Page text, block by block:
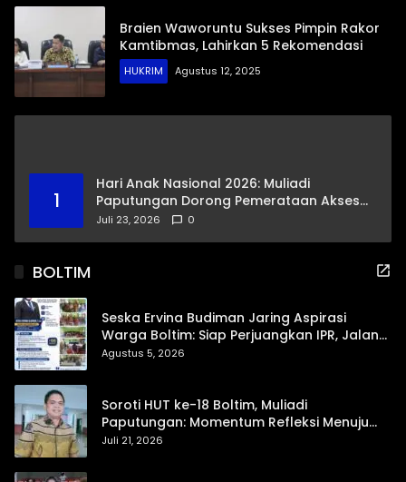
Braien Waworuntu Sukses Pimpin Rakor
Kamtibmas, Lahirkan 5 Rekomendasi
HUKRIM Agustus 12, 2025
1
Hari Anak Nasional 2026: Muliadi
Paputungan Dorong Pemerataan Akses
Pendidikan dan Proteksi Digital Anak Sulut
Juli 23, 2026 0
BOLTIM
Seska Ervina Budiman Jaring Aspirasi
Warga Boltim: Siap Perjuangkan IPR, Jalan
Trans, hingga Pemasaran UMKM
Agustus 5, 2026
Soroti HUT ke-18 Boltim, Muliadi
Paputungan: Momentum Refleksi Menuju
Daerah Mandiri dan Berdaya Saing
Juli 21, 2026